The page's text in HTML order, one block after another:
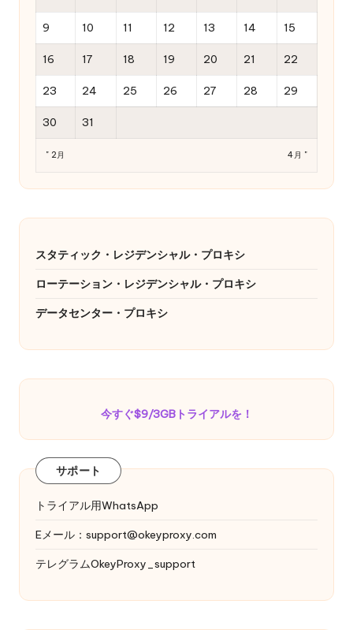
9 10 11 12 13 14 15
16 17 18 19 20 21 22
23 24 25 26 27 28 29
30 31
" 2月 4月 "
スタティック・レジデンシャル・プロキシ
ローテーション・レジデンシャル・プロキシ
データセンター・プロキシ
今すぐ$9/3GBトライアルを！
サポート
トライアル用WhatsApp
Eメール： support@okeyproxy.com
テレグラムOkeyProxy_support